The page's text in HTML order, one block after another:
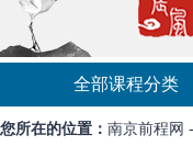
全部课程分类
您所在的位置： 南京前程网